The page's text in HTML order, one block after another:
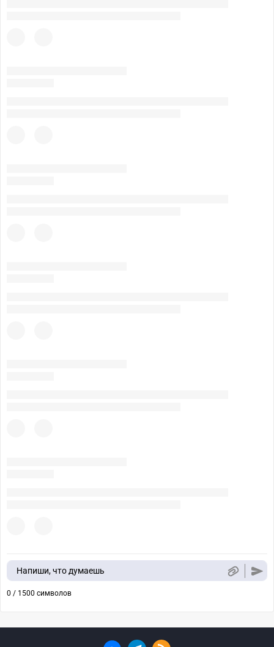
Напиши, что думаешь
0 / 1500 символов